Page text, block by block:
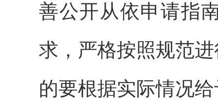
善公开从依申请指
求，严格按照规范
的要根据实际情况